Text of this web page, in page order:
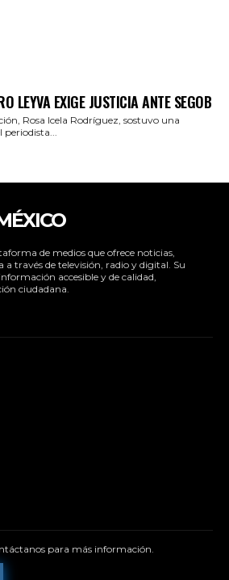
LEYVA EXIGE JUSTICIA ANTE SEGOB
Rosa Icela Rodríguez, sostuvo una
periodista...
de medios que ofrece noticias,
través de televisión, radio y digital. Su
accesible y de calidad,
ciudadana.
para más información.